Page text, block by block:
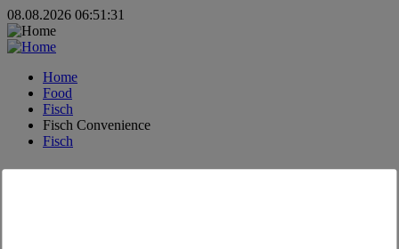
08.08.2026 06:51:31
Home
Food
Fisch
Fisch Convenience
Fisch
MODERNE FOOD DISTRIBUTION.